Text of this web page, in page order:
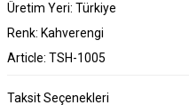
Üretim Yeri: Türkiye
Renk: Kahverengi
Article: TSH-1005
Taksit Seçenekleri